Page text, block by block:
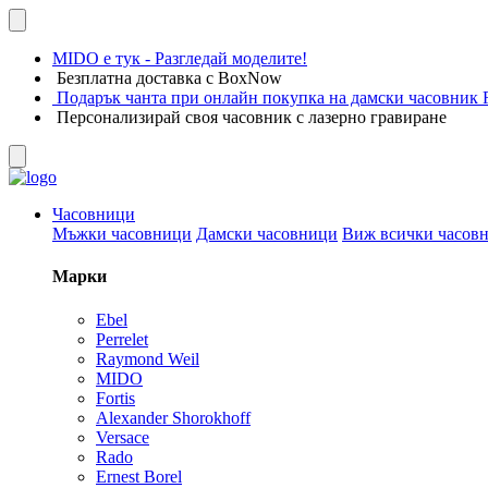
MIDO е тук - Разгледай моделите!
Безплатна доставка с BoxNow
Подарък чанта при онлайн покупка на дамски часовник
Персонализирай своя часовник с лазерно гравиране
Часовници
Мъжки часовници Дамски часовници Виж всички
Марки
Ebel
Perrelet
Raymond Weil
MIDO
Fortis
Alexander Shorokhoff
Versace
Rado
Ernest Borel